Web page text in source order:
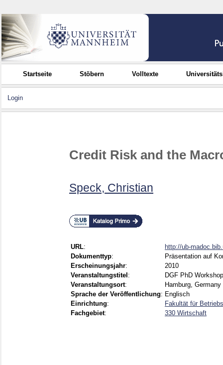
Startseite Stöbern Volltexte
Login
Credit Risk and the
Speck, Christian
URL:
http://ub-
Dokumenttyp:
Präsentation auf
Erscheinungsjahr:
2010
Veranstaltungstitel :
DGF PhD Workshop
Veranstaltungsort:
Hamburg, Germany
Sprache der Veröffentlichung: Englisch
Einrichtung:
Fakultät für
Fachgebiet: 330 Wirtschaft